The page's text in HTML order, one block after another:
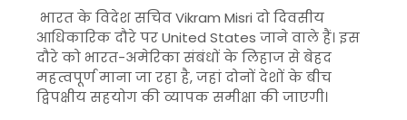
भारत के विदेश सचिवVikram Misri दो दिवसीय
आधिकारिक दौरे परUnited States जाने वाले हैं। इस
दौरे को भारत-अमेरिका संबंधों के लिहाज से बेहद
महत्वपूर्ण माना जा रहा है, जहां दोनों देशों के बीच
द्विपक्षीय सहयोग की व्यापक समीक्षा की जाएगी।